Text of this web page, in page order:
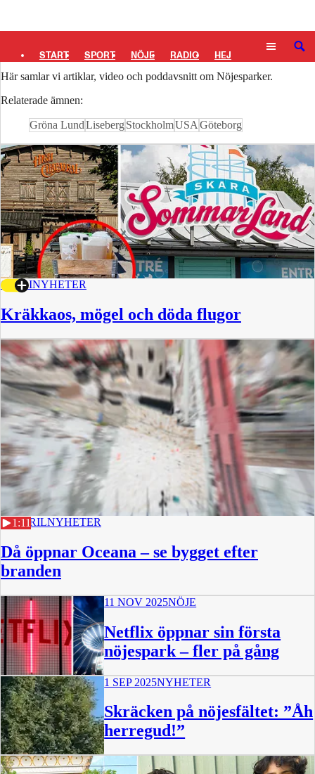
START SPORT NÖJE RADIO HEJ SÖK
Nöjesparker
Här samlar vi artiklar, video och poddavsnitt om Nöjesparker.
Relaterade ämnen:
Gröna LundLisebergStockholmUSA Göteborg
6 JULINYHETER
Kräkkaos, mögel och döda flugor
1:11
18 APRILNYHETER
Då öppnar Oceana – se bygget efter
branden
11 NOV 2025NÖJE
Netflix öppnar sin första
nöjespark – fler på gång
0:47
1 SEP 2025NYHETER
Skräcken på nöjesfältet: ”Åh
herregud!”